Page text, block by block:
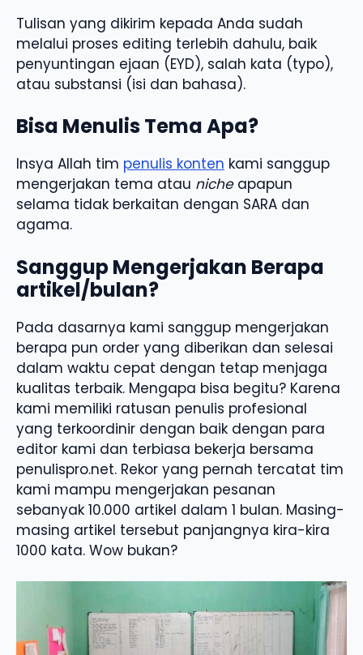
Tulisan yang dikirim kepada Anda sudah
melalui proses editing terlebih dahulu, baik
penyuntingan ejaan (EYD), salah kata (typo),
atau substansi (isi dan bahasa).
Bisa Menulis Tema Apa?
Insya Allah tim penulis konten kami sanggup
mengerjakan tema atau nicheapapun
selama tidak berkaitan dengan SARA dan
agama.
Sanggup Mengerjakan Berapa
artikel/bulan?
Pada dasarnya kami sanggup mengerjakan
berapa pun order yang diberikan dan selesai
dalam waktu cepat dengan tetap menjaga
kualitas terbaik. Mengapa bisa begitu? Karena
kami memiliki ratusan penulis profesional
yang terkoordinir dengan baik dengan para
editor kami dan terbiasa bekerja bersama
penulispro.net. Rekor yang pernah tercatat tim
kami mampu mengerjakan pesanan
sebanyak 10.000 artikel dalam 1 bulan. Masing-
masing artikel tersebut panjangnya kira-kira
1000 kata. Wow bukan?